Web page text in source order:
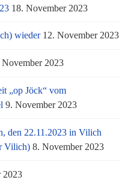
18. November 2023
wieder 12. November 2023
November 2023
„op Jöck“ vom
9. November 2023
den 22.11.2023 in Vilich
Vilich) 8. November 2023
2023